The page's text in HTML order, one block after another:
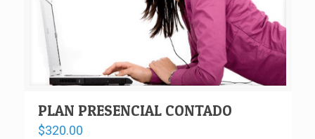
PLAN PRESENCIAL CONTADO
$320.00